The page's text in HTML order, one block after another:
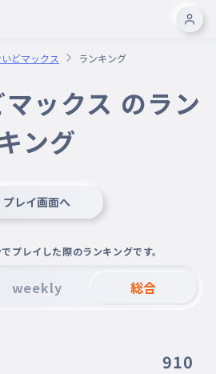
どマックス ランキング
ックス のラン
キング
プレイ画面へ
プレイした際のランキングです。
weekly 総合
910